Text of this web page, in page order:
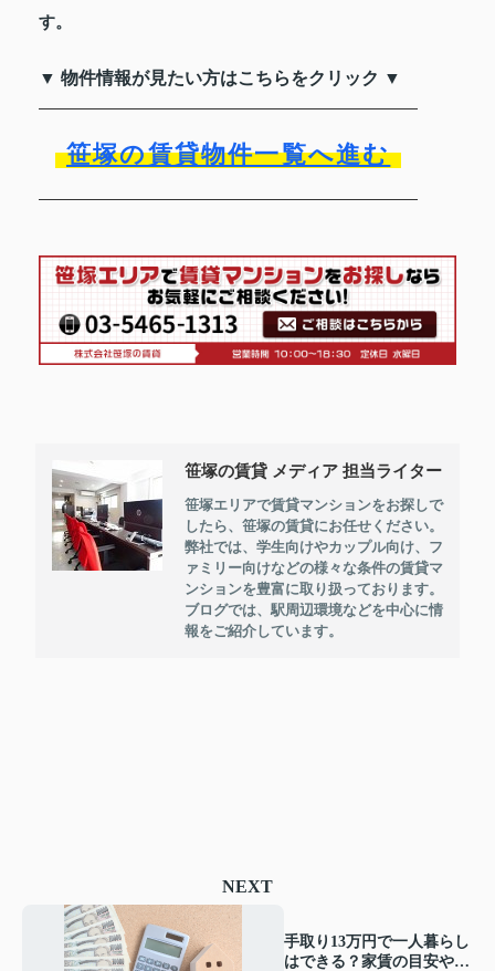
す。
▼ 物件情報が見たい方はこちらをクリック ▼
笹塚の賃貸物件一覧へ進む
笹塚の賃貸 メディア 担当ライター
笹塚エリアで賃貸マンションをお探しで
したら、笹塚の賃貸にお任せください。
弊社では、学生向けやカップル向け、フ
ァミリー向けなどの様々な条件の賃貸マ
ンションを豊富に取り扱っております。
ブログでは、駅周辺環境などを中心に情
報をご紹介しています。
NEXT
手取り13万円で一人暮らし
はできる？家賃の目安やお